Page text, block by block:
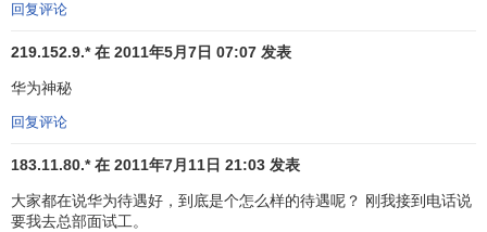
册送给客户，又通过各种渠道，把客户请到国内，安排的参
观线路是北京—上海—深圳，向客户展示中国改革开放后的
中国和华为的认识。
国一些媒体觉得不可思议，要求到华为采访。结果一位法国
记者到华为采访后，连北京都没去就马上回国，赶写了一篇
“惊世骇俗”的文章，告诫欧洲的电信制造企业：你们将会受到
回复评论
219.152.9.* 在 2011年5月7日 07:07 发表
华为神秘
回复评论
183.11.80.* 在 2011年7月11日 21:03 发表
大家都在说华为待遇好，到底是个怎么样的待遇呢？ 刚我接到电话说
要我去总部面试工。